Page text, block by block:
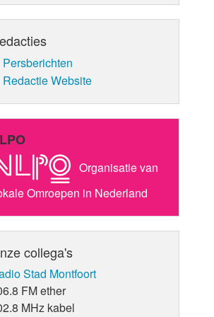
Persberichten
Redactie Website
Organisatie van
Omroepen in Nederland
collega's
Stad Montfoort
FM ether
MHz kabel